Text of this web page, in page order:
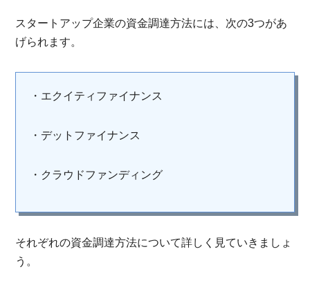
スタートアップ企業の資金調達方法には、次の3つがあ
げられます。
・エクイティファイナンス
・デットファイナンス
・クラウドファンディング
それぞれの資金調達方法について詳しく見ていきましょ
う。